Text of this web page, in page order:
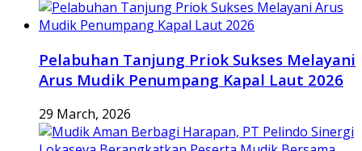
Pelabuhan Tanjung Priok Sukses Melayani
Arus Mudik Penumpang Kapal Laut 2026
29 March, 2026